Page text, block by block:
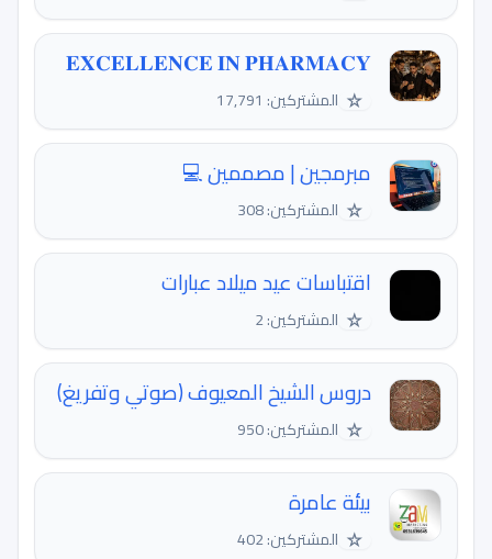
𝐄𝐗𝐂𝐄𝐋𝐋𝐄𝐍𝐂𝐄 𝐈𝐍 𝐏𝐇𝐀𝐑𝐌𝐀𝐂𝐘
☆ المشتركين: 17,791
مبرمجين | مصممين 💻
☆ المشتركين: 308
اقتباسات عيد ميلاد عبارات
☆ المشتركين: 2
دروس الشيخ المعيوف (صوتي وتفريغ)
☆ المشتركين: 950
بيئة عامرة
☆ المشتركين: 402